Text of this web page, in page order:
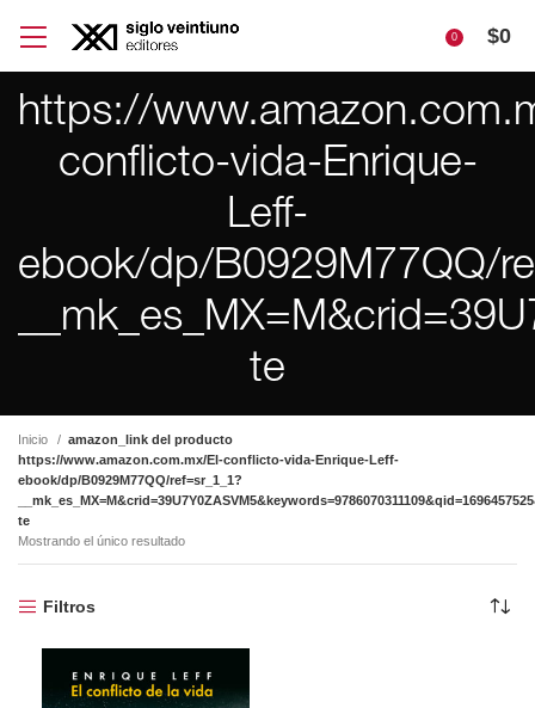
0 $0
https://
conflicto-vida-Enrique-
Leff-
ebook/dp/B0929M77QQ/
te
Inicio
amazon_link del producto
https://www.amazon.com.mx/El-conflicto-vida-Enrique-Leff-
ebook/dp/B0929M77QQ/ref=sr_1_1?
te
Mostrando el único resultado
Filtros